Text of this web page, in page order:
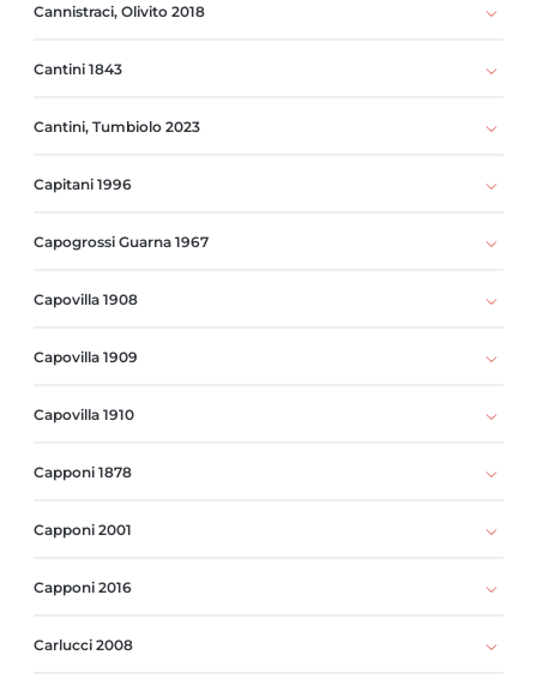
Cannistraci, Olivito 2018
Cantini 1843
Cantini, Tumbiolo 2023
Capitani 1996
Capogrossi Guarna 1967
Capovilla 1908
Capovilla 1909
Capovilla 1910
Capponi 1878
Capponi 2001
Capponi 2016
Carlucci 2008